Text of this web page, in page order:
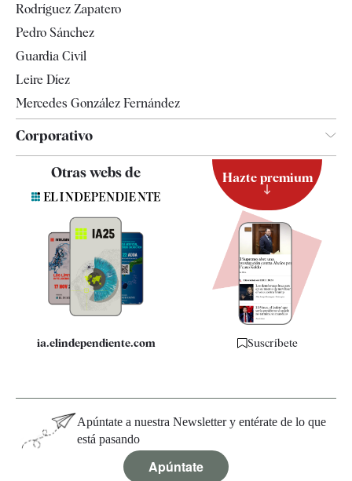
Televisión
Rodríguez Zapatero
Pedro Sánchez
Guardia Civil
Leire Díez
Mercedes González Fernández
Corporativo
Quiénes somos
Especificaciones
Otras webs de
ia.elindependiente.com
Hazte premium
Suscríbete
Apúntate a nuestra Newsletter y entérate de lo que
está pasando
Apúntate